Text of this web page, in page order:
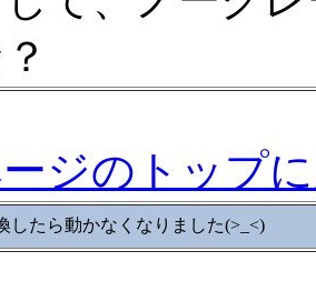
ジのトップ
したら動かなくなりました(>_<)